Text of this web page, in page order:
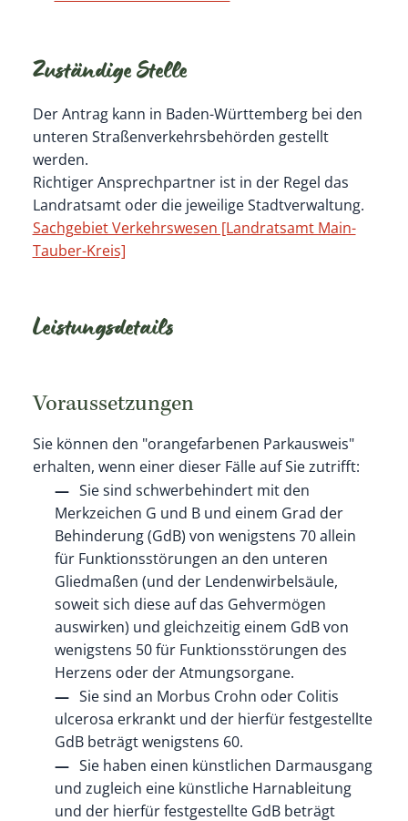
Zuständige Stelle
Der Antrag kann in Baden-Württemberg bei den
unteren Straßenverkehrsbehörden gestellt
werden.
Richtiger Ansprechpartner ist in der Regel das
Landratsamt oder die jeweilige Stadtverwaltung.
Sachgebiet Verkehrswesen [Landratsamt Main-
Tauber-Kreis]
Leistungsdetails
Voraussetzungen
Sie können den "orangefarbenen Parkausweis"
erhalten, wenn einer dieser Fälle auf Sie zutrifft:
Sie sind schwerbehindert mit den
Merkzeichen G und B und einem Grad der
Behinderung (GdB) von wenigstens 70 allein
für Funktionsstörungen an den unteren
Gliedmaßen (und der Lendenwirbelsäule,
soweit sich diese auf das Gehvermögen
auswirken) und gleichzeitig einem GdB von
wenigstens 50 für Funktionsstörungen des
Herzens oder der Atmungsorgane.
Sie sind an Morbus Crohn oder Colitis
ulcerosa erkrankt und der hierfür festgestellte
GdB beträgt wenigstens 60.
Sie haben einen künstlichen Darmausgang
und zugleich eine künstliche Harnableitung
und der hierfür festgestellte GdB beträgt